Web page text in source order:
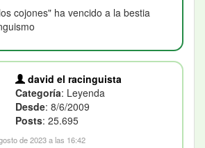
cojones" ha vencido a la bestia
david el racinguista
Categoría: Leyenda
Desde: 8/6/2009
Posts: 25.695
de 2023 a las 16:42